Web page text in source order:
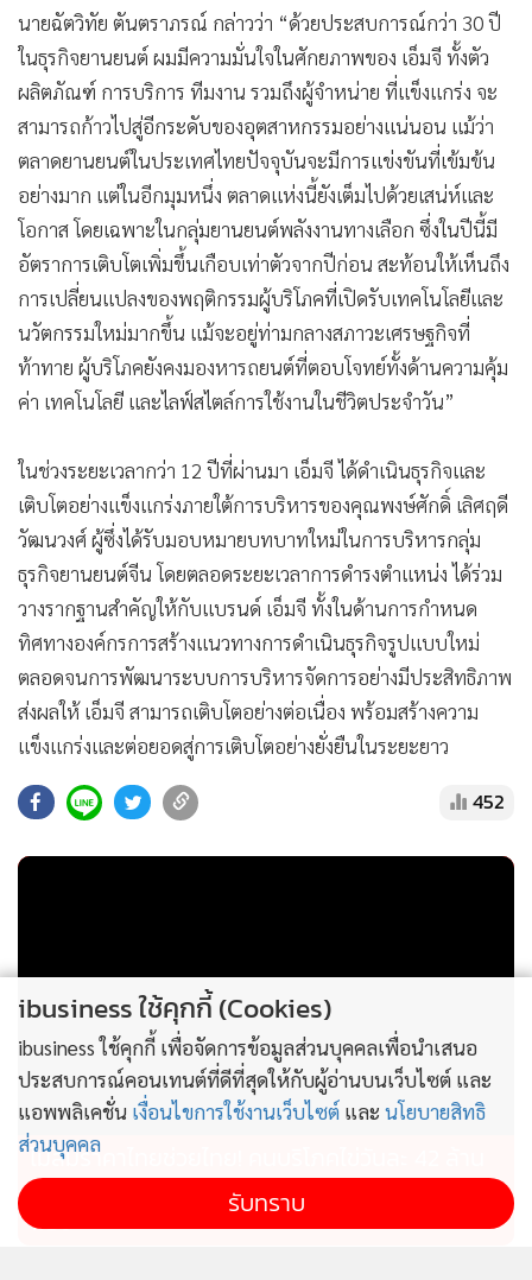
นายฉัตวิทัย ตันตราภรณ์ กล่าวว่า “ด้วยประสบการณ์กว่า 30 ปี
ในธุรกิจยานยนต์ ผมมีความมั่นใจในศักยภาพของ เอ็มจี ทั้งตัว
ผลิตภัณฑ์ การบริการ ทีมงาน รวมถึงผู้จำหน่าย ที่แข็งแกร่ง จะ
สามารถก้าวไปสู่อีกระดับของอุตสาหกรรมอย่างแน่นอน แม้ว่า
ตลาดยานยนต์ในประเทศไทยปัจจุบันจะมีการแข่งขันที่เข้มข้น
อย่างมาก แต่ในอีกมุมหนึ่ง ตลาดแห่งนี้ยังเต็มไปด้วยเสน่ห์และ
โอกาส โดยเฉพาะในกลุ่มยานยนต์พลังงานทางเลือก ซึ่งในปีนี้มี
อัตราการเติบโตเพิ่มขึ้นเกือบเท่าตัวจากปีก่อน สะท้อนให้เห็นถึง
การเปลี่ยนแปลงของพฤติกรรมผู้บริโภคที่เปิดรับเทคโนโลยีและ
นวัตกรรมใหม่มากขึ้น แม้จะอยู่ท่ามกลางสภาวะเศรษฐกิจที่
ท้าทาย ผู้บริโภคยังคงมองหารถยนต์ที่ตอบโจทย์ทั้งด้านความคุ้ม
ค่า เทคโนโลยี และไลฟ์สไตล์การใช้งานในชีวิตประจำวัน”
ในช่วงระยะเวลากว่า 12 ปีที่ผ่านมา เอ็มจี ได้ดำเนินธุรกิจและ
เติบโตอย่างแข็งแกร่งภายใต้การบริหารของคุณพงษ์ศักดิ์ เลิศฤดี
วัฒนวงศ์ ผู้ซึ่งได้รับมอบหมายบทบาทใหม่ในการบริหารกลุ่ม
ธุรกิจยานยนต์จีน โดยตลอดระยะเวลาการดำรงตำแหน่ง ได้ร่วม
วางรากฐานสำคัญให้กับแบรนด์ เอ็มจี ทั้งในด้านการกำหนด
ทิศทางองค์กรการสร้างแนวทางการดำเนินธุรกิจรูปแบบใหม่
ตลอดจนการพัฒนาระบบการบริหารจัดการอย่างมีประสิทธิภาพ
ส่งผลให้ เอ็มจี สามารถเติบโตอย่างต่อเนื่อง พร้อมสร้างความ
แข็งแกร่งและต่อยอดสู่การเติบโตอย่างยั่งยืนในระยะยาว
452
ไม่สมราคาไทยช่วยไทย! คนบริโภคไข่วันละ 42 ล้าน
ฟอง “พาณิชย์” เอามาขายถูก 19 วัน แค่ 3.42 ล้าน
ฟอง
ibusiness ใช้คุกกี้ (Cookies)
ibusiness ใช้คุกกี้ เพื่อจัดการข้อมูลส่วนบุคคลเพื่อนำเสนอ
ประสบการณ์คอนเทนต์ที่ดีที่สุดให้กับผู้อ่านบนเว็บไซต์ และ
แอพพลิเคชั่น เงื่อนไขการใช้งานเว็บไซต์ และ นโยบายสิทธิ
ส่วนบุคคล
รับทราบ